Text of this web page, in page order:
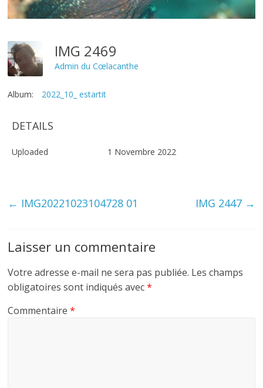
IMG 2469
Admin du Cœlacanthe
Album: 2022_10_ estartit
DETAILS
Uploaded 1 Novembre 2022
← IMG20221023104728 01 IMG 2447 →
Laisser un commentaire
Votre adresse e-mail ne sera pas publiée. Les champs
obligatoires sont indiqués avec*
Commentaire*